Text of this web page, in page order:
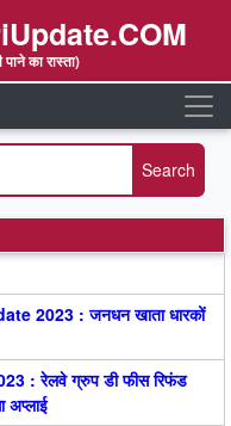
का रास्ता)
2023 : जनधन खाता धारकों
: रेलवे ग्रुप डी फीस रिफंड